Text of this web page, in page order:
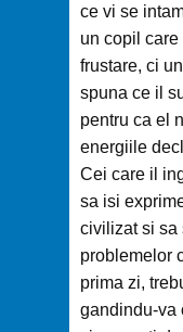
ce vi se
un copil
frustare, ci
spuna ce il
pentru ca el
energiile
Cei care il
sa isi
civilizat si sa
problemelor
prima zi,
gandindu-va